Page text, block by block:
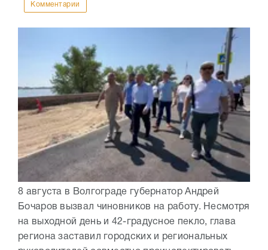
Комментарии
8 августа в Волгограде губернатор Андрей
Бочаров вызвал чиновников на работу. Несмотря
на выходной день и 42-градусное пекло, глава
региона заставил городских и региональных